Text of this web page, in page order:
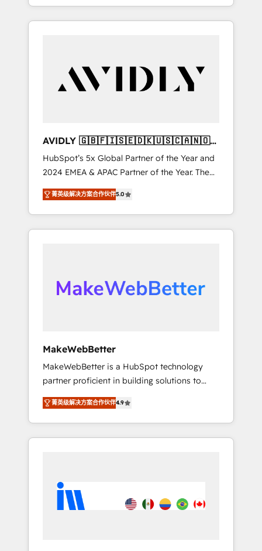
specialize in both strategic RevOps planning
and hands-on technical execution - building
Services - Managed IT (MSP) - Franchises -
Professional Services - And more! How we
Custom integrations and workflow
automation ✔️ User adoption programs,
training, and enablement Through project-
based engagements and ongoing RevOps
partnerships, we guide organizations through
the revenue maturity model - delivering the
right improvements at the right time so
AVIDLY 🇬🇧🇫🇮🇸🇪🇩🇰🇺🇸🇨🇦🇳🇴
🇩🇪🇦🇺🇳🇿
HubSpot’s 5x Global Partner of the Year and
2024 EMEA & APAC Partner of the Year. The
world’s most experienced and fully
accredited HubSpot Solutions Partner. 🚀
With 2,750+ HubSpot projects delivered and
370+ specialists across EMEA, APAC and NAM,
automation, we turn complexity into clarity,
human at global scale. 🏆 HubSpot’s CEO
菁英级解决方案合作伙伴5.0
MakeWebBetter
MakeWebBetter is a HubSpot technology
partner proficient in building solutions to
maximize the operational efficiency of
HubSpot. The fastest-growing tech-enabler &
facilitator, MakeWebBetter, hands you the
blend of HubSpot expertise & eminent
HubSpot experience 🤝HubSpot Premier
Integration partner 🤝Google Premier Partner
菁英级解决方案合作伙伴4.9